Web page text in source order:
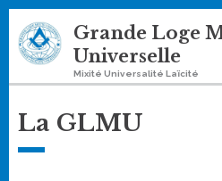
Skip
to
content
Grande Loge
Universelle
Mixité Universalité Laïcité
La GLMU